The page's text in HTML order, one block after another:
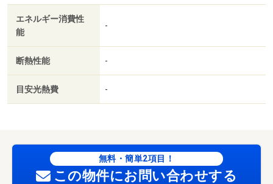
場／宅配ボックス／敷金不要／対面式キッチン／ペット相
談／照明付／全居室洋室／保証人不要／ＣＳ／ネット使用
料不要／床下収納／築２年以内／築３年以内／浴室１坪以
キュリティ会社加入済／ＬＤＫ１２畳以上／都市ガス／Ｂ
Ｓ／礼金１ヶ月／保証会社利用可／マルエーｍｉｎｉ金石
店（スーパー）まで６０５ｍ／バロー木曳野店（スーパ
５ｍ／吉野家 畝田店（飲食店）まで１１２２ｍ／スギ薬
局 畝田店（その他）まで１８４３ｍ/賃貸戸数:9戸
エネルギー消費性
能
-
断熱性能 -
目安光熱費 -
無料・簡単2項目！
この物件にお問い合わせする